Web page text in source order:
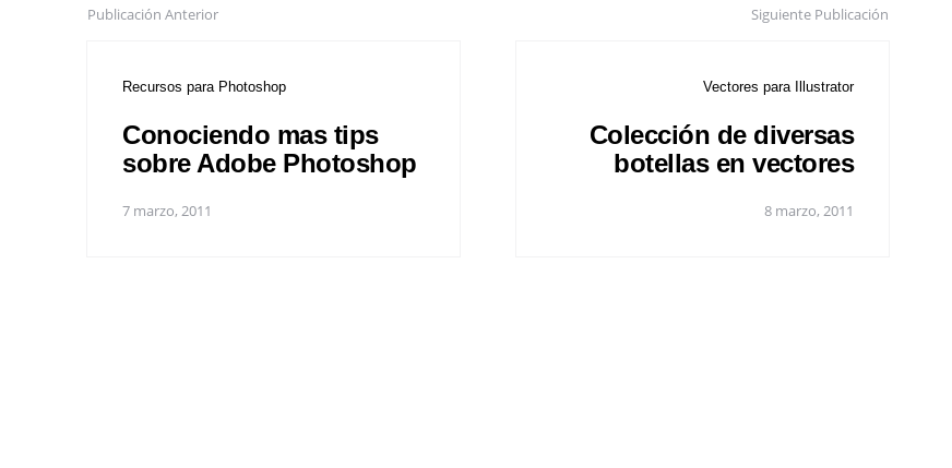
Publicación Anterior
Recursos para Photoshop
Conociendo mas tips
sobre Adobe Photoshop
7 marzo, 2011
Siguiente Publicación
Vectores para Illustrator
Colección de diversas
botellas en vectores
8 marzo, 2011